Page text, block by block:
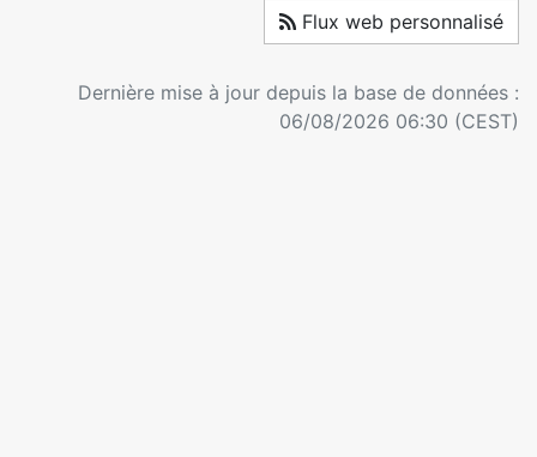
Flux web personnalisé
Dernière mise à jour depuis la base de données :
06/08/2026 06:30 (CEST)